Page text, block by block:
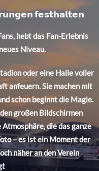
𝗳𝗲𝘀𝘁𝗵𝗮𝗹𝘁𝗲𝗻
hebt das Fan-Erlebnis
Niveau.
oder eine Halle voller
anfeuern. Sie machen mit
schon beginnt die Magie.
großen Bildschirmen
die das ganze
– es ist ein Moment der
näher an den Verein